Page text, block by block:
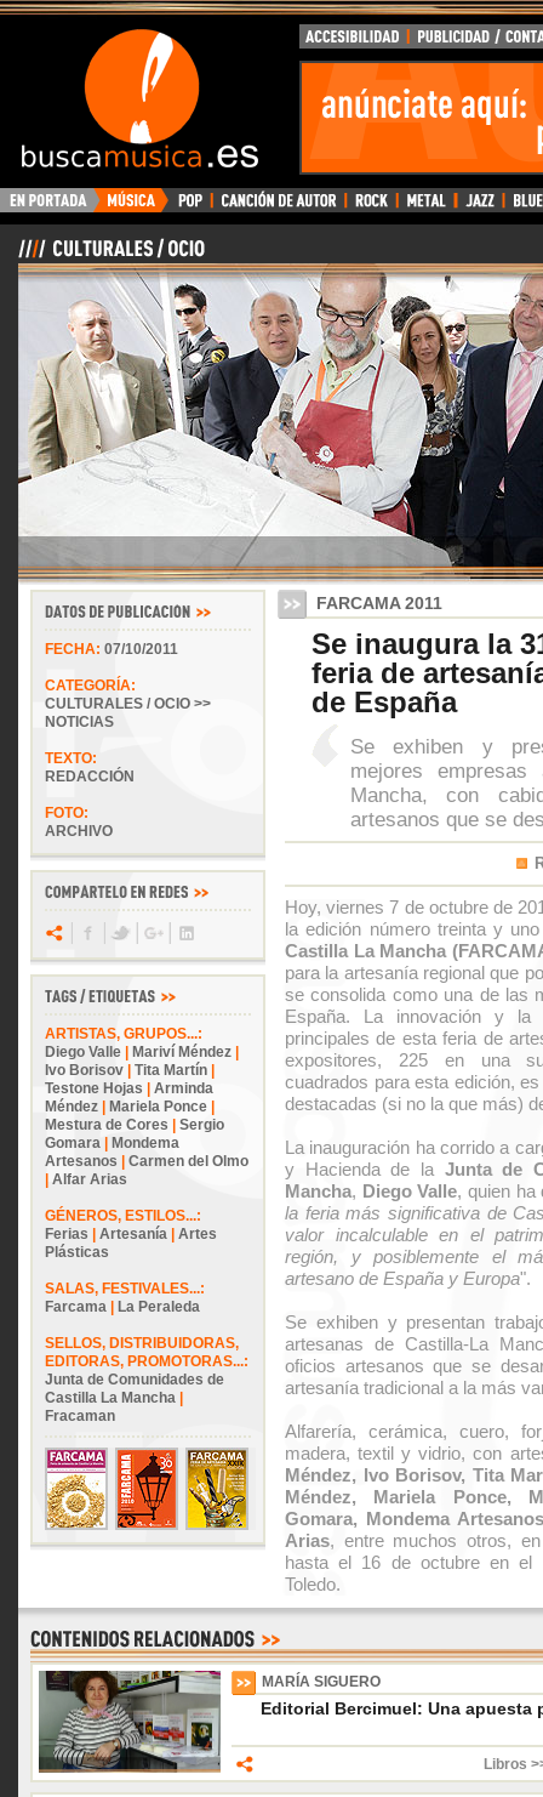
BuscaMusica.es
FECHA: 07/10/2011
CATEGORÍA:
CULTURALES / OCIO >>
NOTICIAS
TEXTO:
REDACCIÓN
FOTO:
ARCHIVO
ARTISTAS, GRUPOS...:
Diego Valle
Mariví Méndez
Ivo Borisov
Tita Martín
Testone Hojas
Arminda
Méndez
Mariela Ponce
Mestura de Cores
Sergio
Gomara
Mondema
Artesanos
Carmen del Olmo
Alfar Arias
GÉNEROS, ESTILOS...:
Ferias
Artesanía
Artes
Plásticas
SALAS, FESTIVALES...:
Farcama
La Peraleda
SELLOS, DISTRIBUIDORAS,
EDITORAS, PROMOTORAS...:
Junta de Comunidades de
Castilla La Mancha
Fracaman
FARCAMA 2011
Se inaugura la
feria de
de España
Se exhiben y
mejores empresas
Mancha, con
artesanos que se
Hoy, viernes 7 de octubre de
la edición número treinta y
Castilla La Mancha
para la artesanía regional que
se consolida como una de las
España. La innovación y la
principales de esta feria de
expositores, 225 en una
cuadrados para esta edición,
destacadas (si no la que más)
La inauguración ha corrido a
y Hacienda de la Junta de
Mancha, Diego Valle, quien ha
la feria más significativa de
valor incalculable en el
región, y posiblemente el
artesano de España y Europa".
Se exhiben y presentan
artesanas de Castilla-La
oficios artesanos que se
artesanía tradicional a la más
Alfarería, cerámica, cuero,
madera, textil y vidrio, con
Méndez, Ivo Borisov, Tita
Méndez, Mariela Ponce,
Gomara, Mondema
Arias, entre muchos otros,
hasta el 16 de octubre en el
Toledo.
MARÍA SIGUERO
Editorial Bercimuel: Una apuesta
Libros